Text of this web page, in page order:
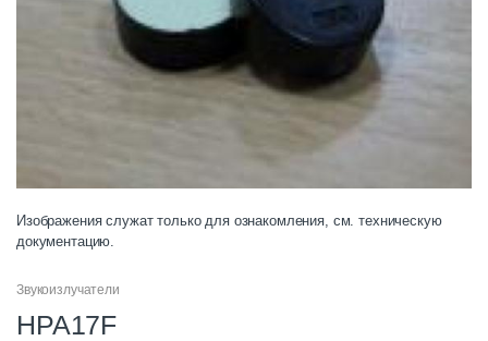
Изображения служат только для ознакомления, см. техническую
документацию.
Звукоизлучатели
HPA17F